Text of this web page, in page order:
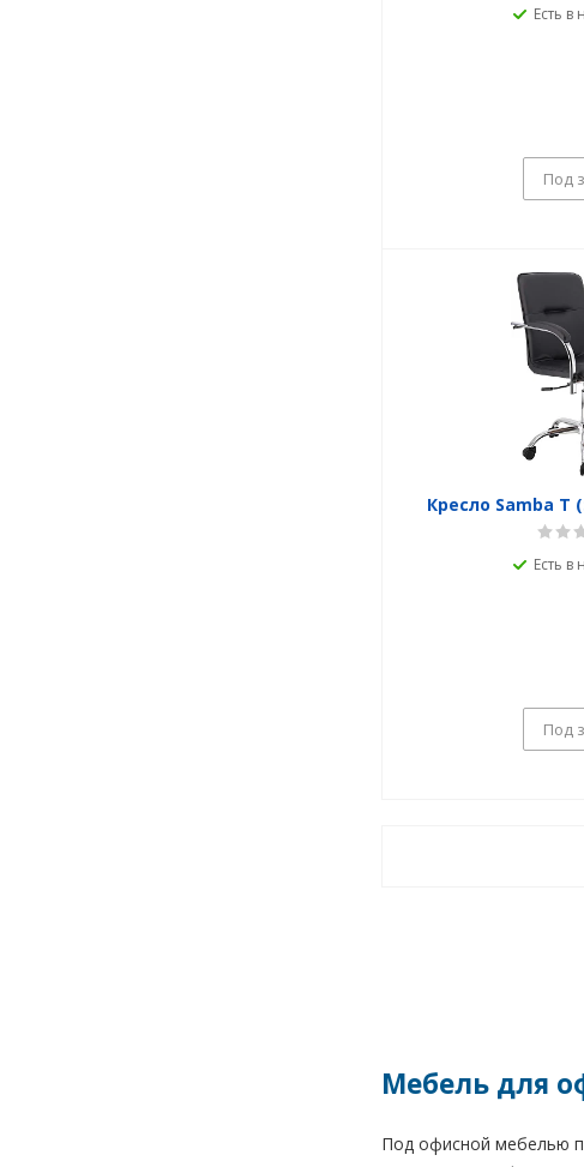
Есть в
Под
Кресло Samba T
Есть в
Под
Мебель для
Под офисной мебелью